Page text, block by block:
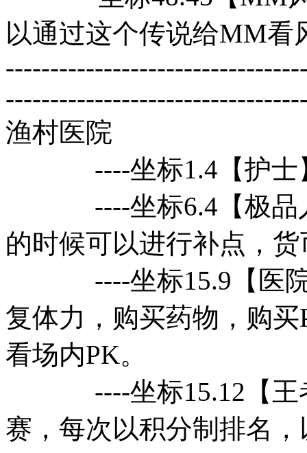
以通过这个传说给MM看
渔村医院
----坐标1.4【护士】
----坐标6.4【极品人
的时候可以进行补点，
----坐标15.9【医院
复体力，购买药物，购
看场内PK。
----坐标15.12【王者
赛，每次以积分制排名